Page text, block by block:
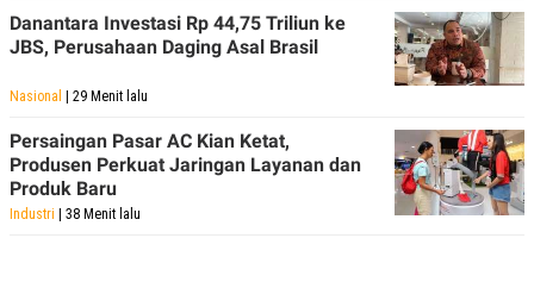
Danantara Investasi Rp 44,75 Triliun ke
JBS, Perusahaan Daging Asal Brasil
Nasional | 29 Menit lalu
Persaingan Pasar AC Kian Ketat,
Produsen Perkuat Jaringan Layanan dan
Produk Baru
Industri | 38 Menit lalu